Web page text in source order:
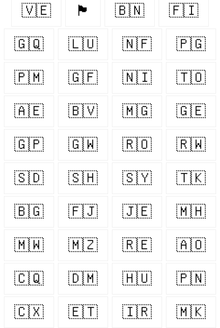
🇻🇪 🏴󠁧󠁢󠁷󠁬󠁳󠁿 🇧🇳 🇫🇮
🇬🇶 🇱🇺 🇳🇫 🇵🇬
🇵🇲 🇬🇫 🇳🇮 🇹🇴
🇦🇪 🇧🇻 🇲🇬 🇬🇪
🇬🇵 🇬🇼 🇷🇴 🇷🇼
🇸🇩 🇸🇭 🇸🇾 🇹🇰
🇧🇬 🇫🇯 🇯🇪 🇲🇭
🇲🇼 🇲🇿 🇷🇪 🇦🇴
🇨🇶 🇩🇲 🇭🇺 🇵🇳
🇨🇽 🇪🇹 🇮🇷 🇲🇰